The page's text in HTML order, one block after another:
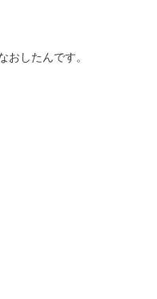
おしたんです。